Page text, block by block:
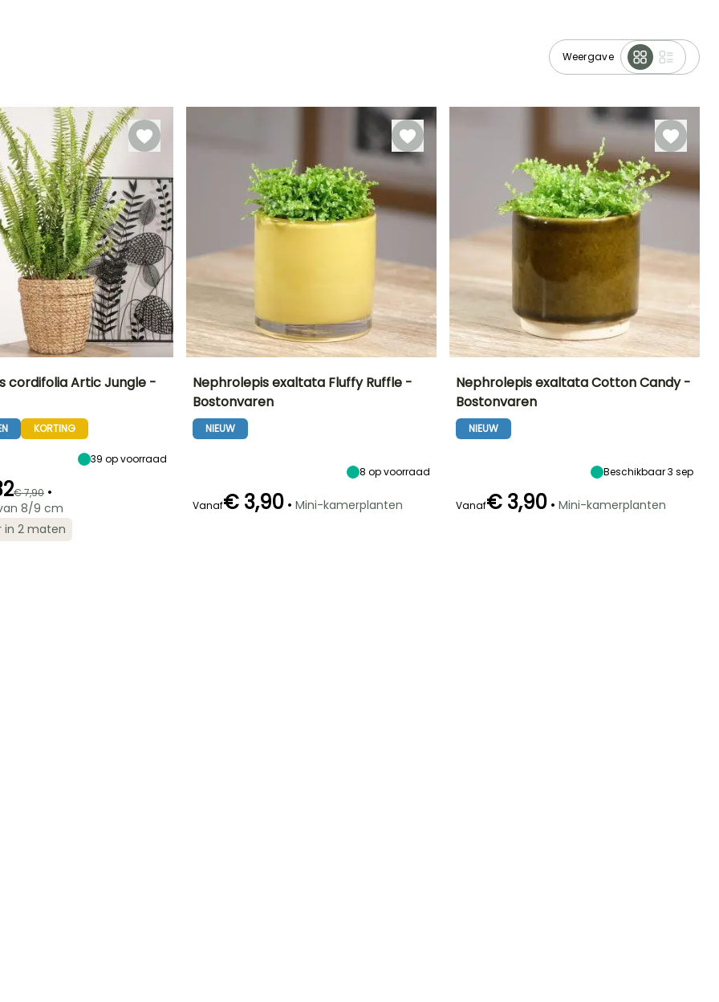
Weergave
breedte
50 cm
Winterhardheid
Tot -9,5°C
cordifolia Artic Jungle -
KORTING
39 op voorraad
€ 7,90 •
8/9 cm
in 2 maten
water geven
Hoog (2 keer
Nephrolepis exaltata Fluffy Ruffle -
Bostonvaren
NIEUW
8 op voorraad
Vanaf€ 3,90 • Mini-kamerplanten
water geven
Hoog (2 keer
Nephrolepis exaltata Cotton Candy -
Bostonvaren
NIEUW
Beschikbaar 3 sep
Vanaf€ 3,90 • Mini-kamerplanten